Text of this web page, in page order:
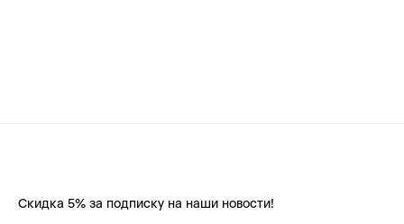
Скидка 5% за подписку на наши новости!